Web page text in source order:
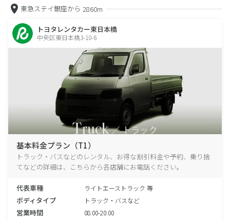
東急ステイ銀座から 2860m
トヨタレンタカー東日本橋
中央区東日本橋3-10-6
基本料金プラン（T1）
トラック・バスなどのレンタル、お得な割引料金や予約、乗り捨
てなどの詳細は、こちらから各店舗にお電話ください。
代表車種 ライトエーストラック 等
ボディタイプ トラック・バスなど
営業時間 08:00-20:00